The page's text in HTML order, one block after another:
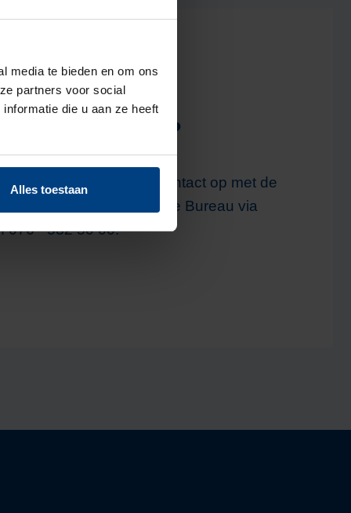
media te bieden en om ons
partners voor social
die u aan ze heeft
Alles toestaan
of vragen?
informatie neemt u contact op met de
of het Cliënten Service Bureau via
076 - 532 50 00.